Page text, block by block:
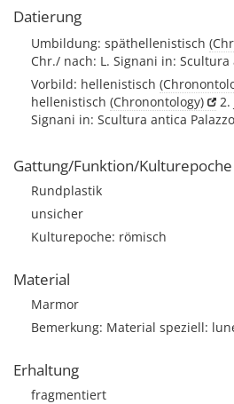
Datierung
Umbildung: späthellenistisch
Chr./ nach: L. Signani in:
Vorbild: hellenistisch
hellenistisch (Chronontology)
2.
Signani in: Scultura antica
Gattung/Funktion/Kulturepoche
Rundplastik
unsicher
Kulturepoche: römisch
Material
Marmor
Bemerkung: Material speziell:
Erhaltung
fragmentiert